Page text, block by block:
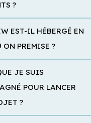
JE SUIS
POUR LANCER
?